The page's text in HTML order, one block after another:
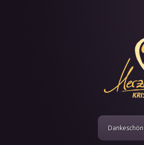
Dankeschön